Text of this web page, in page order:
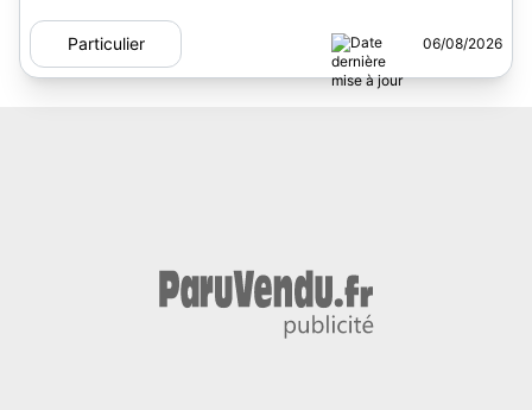
Particulier 06/08/2026